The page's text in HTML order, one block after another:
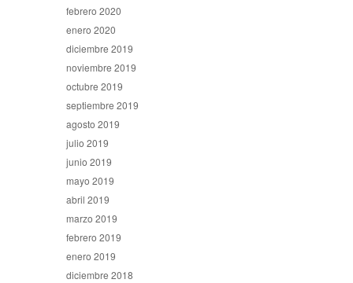
febrero 2020
enero 2020
diciembre 2019
noviembre 2019
octubre 2019
septiembre 2019
agosto 2019
julio 2019
junio 2019
mayo 2019
abril 2019
marzo 2019
febrero 2019
enero 2019
diciembre 2018